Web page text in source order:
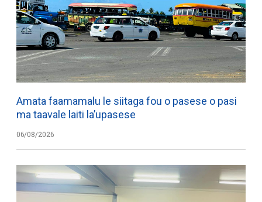
Amata faamamalu le siitaga fou o pasese o pasi
ma taavale laiti la’upasese
06/08/2026